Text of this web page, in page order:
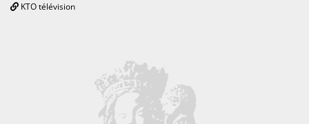
KTO télévision